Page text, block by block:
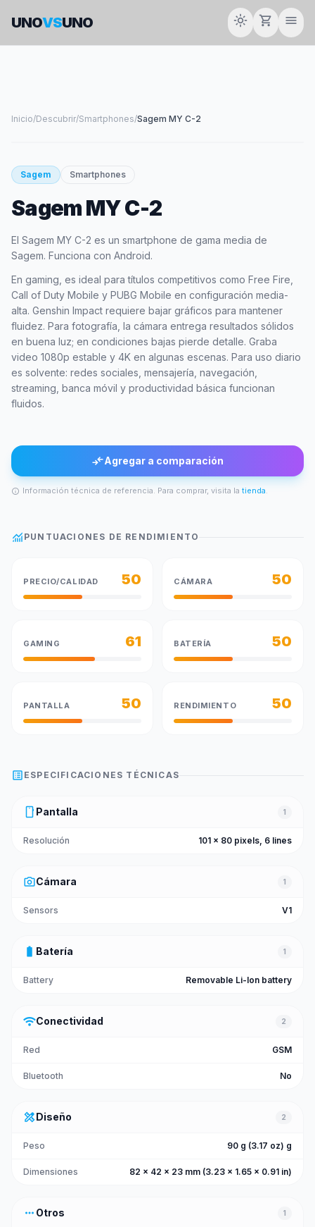
UNOVSUNO light_mode shopping_cart menu
Inicio/Descubrir/Smartphones/Sagem MY C-2
smartphone
SAGEM
Sagem Smartphones
Sagem MY C-2
El Sagem MY C-2 es un smartphone de gama media de
Sagem. Funciona con Android.
En gaming, es ideal para títulos competitivos como Free Fire,
Call of Duty Mobile y PUBG Mobile en configuración media-
alta. Genshin Impact requiere bajar gráficos para mantener
fluidez. Para fotografía, la cámara entrega resultados sólidos
en buena luz; en condiciones bajas pierde detalle. Graba
video 1080p estable y 4K en algunas escenas. Para uso diario
es solvente: redes sociales, mensajería, navegación,
streaming, banca móvil y productividad básica funcionan
fluidos.
compare_arrowsAgregar a comparación
info Información técnica de referencia. Para comprar, visita la tienda.
monitoring PUNTUACIONES DE RENDIMIENTO
PRECIO/CALIDAD 50 CÁMARA 50
GAMING 61 BATERÍA 50
PANTALLA 50 RENDIMIENTO 50
list_alt ESPECIFICACIONES TÉCNICAS
smartphone Pantalla 1
Resolución 101 x 80 pixels, 6 lines
photo_cameraCámara 1
Sensors V1
battery_full Batería 1
Battery Removable Li-Ion battery
wifiConectividad 2
Red GSM
Bluetooth No
design_servicesDiseño 2
Peso 90 g (3.17 oz) g
Dimensiones 82 x 42 x 23 mm (3.23 x 1.65 x 0.91 in)
more_horiz Otros 1